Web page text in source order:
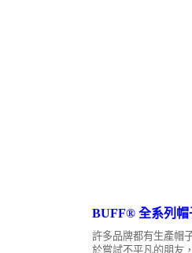
BUFF® 全系列帽
許多品牌都有生產帽
於嘗試不平凡的朋友